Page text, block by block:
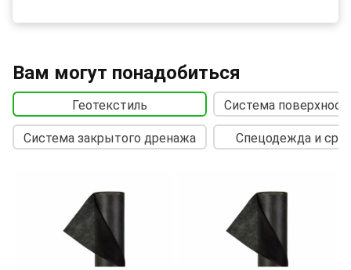
Вам могут понадобиться
Геотекстиль
Система закрытого дренажа
Система
Спецодежда и